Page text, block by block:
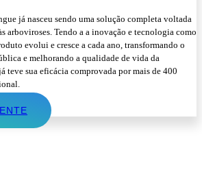
já nasceu sendo uma solução completa voltada
arboviroses. Tendo a a inovação e tecnologia como
evolui e cresce a cada ano, transformando o
e melhorando a qualidade de vida da
teve sua eficácia comprovada por mais de 400